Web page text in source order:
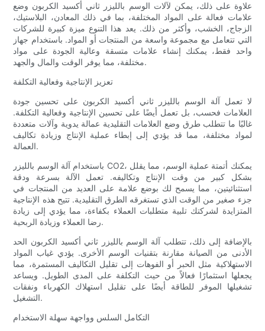
علاوة على ذلك، يمكن لآلات الوسم بالليزر ثاني أكسيد الكربون وضع
علامات فعالة على المواد المختلفة، بما في ذلك المعادن، البلاستيك،
الزجاج، الخشب، وأكثر من ذلك. يعد هذا التنوع ميزة كبيرة للشركات
التي تتعامل مع مجموعة واسعة من المنتجات أو المواد. باستخدام جهاز
واحد فقط، يمكنك إنشاء علامات متسقة وعالية الجودة على مواد
مختلفة، مما يوفر الوقت والمال والجهد.
تعزيز الإنتاجية وفعالية التكلفة
لا تعمل آلة الوسم بالليزر ثاني أكسيد الكربون على تحسين جودة
العلامات فحسب، بل تعمل أيضًا على تحسين الإنتاجية وفعالية التكلفة.
غالبًا ما تتطلب طرق وضع العلامات التقليدية عمالة يدوية وآلات متعددة
لمواد مختلفة، مما قد يؤدي إلى إبطاء عملية الإنتاج وزيادة تكاليف
العمالة.
باستخدام آلة الوسم بالليزر CO2، يمكنك أتمتة عملية الوسم، مما يقلل
بشكل كبير من وقت الإنتاج وتكاليفه. تعمل الآلة بسرعة ودقة
استثنائيتين، مما يسمح لك بوضع علامة على العديد من المنتجات في
جزء صغير من الوقت الذي تستغرقه الطرق التقليدية. تتيح هذه الإنتاجية
المتزايدة لشركتك تلبية متطلبات العملاء بكفاءة، مما يؤدي إلى زيادة
رضا العملاء وزيادة الربحية.
بالإضافة إلى ذلك، تتطلب آلة الوسم بالليزر ثاني أكسيد الكربون الحد
الأدنى من الصيانة مقارنة بتقنيات الوسم الأخرى. يؤدي غياب المواد
الاستهلاكية مثل الحبر أو الفوهات إلى تقليل التكاليف المستمرة، مما
يجعلها استثمارًا فعالاً من حيث التكلفة على المدى الطويل. ويساعد
تشغيلها الموفر للطاقة أيضًا على تقليل استهلاك الكهرباء ونفقات
التشغيل.
التكامل السلس وواجهة سهلة الاستخدام